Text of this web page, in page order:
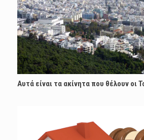
Αυτά είναι τα ακίνητα που θέλουν οι